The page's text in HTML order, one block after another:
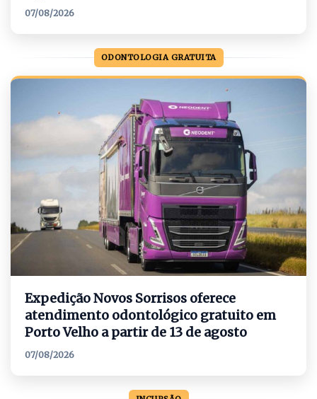
07/08/2026
ODONTOLOGIA GRATUITA
Expedição Novos Sorrisos oferece
atendimento odontológico gratuito em
Porto Velho a partir de 13 de agosto
07/08/2026